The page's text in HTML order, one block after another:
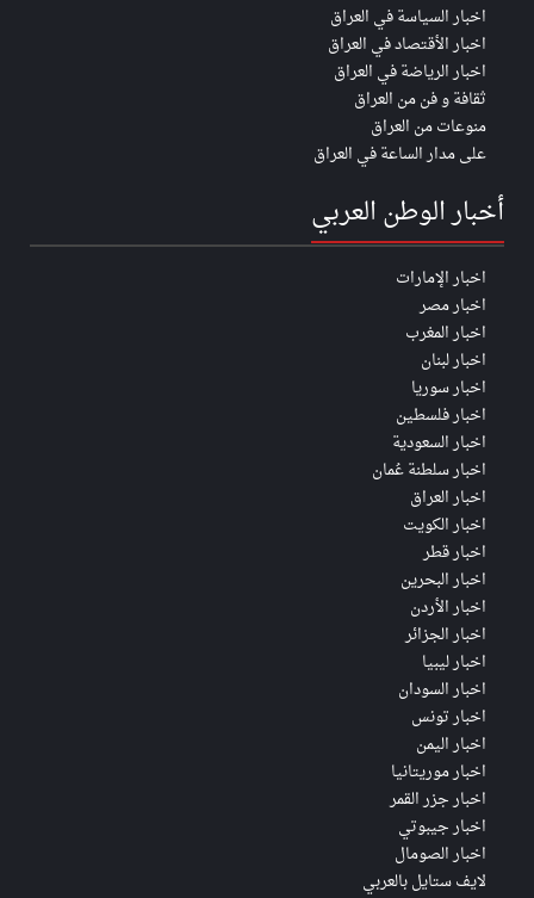
اخبار السياسة في العراق
اخبار الأقتصاد في العراق
اخبار الرياضة في العراق
ثقافة و فن من العراق
منوعات من العراق
على مدار الساعة في العراق
أخبار الوطن العربي
اخبار الإمارات
اخبار مصر
اخبار المغرب
اخبار لبنان
اخبار سوريا
اخبار فلسطين
اخبار السعودية
اخبار سلطنة عُمان
اخبار العراق
اخبار الكويت
اخبار قطر
اخبار البحرين
اخبار الأردن
اخبار الجزائر
اخبار ليبيا
اخبار السودان
اخبار تونس
اخبار اليمن
اخبار موريتانيا
اخبار جزر القمر
اخبار جيبوتي
اخبار الصومال
لايف ستايل بالعربي